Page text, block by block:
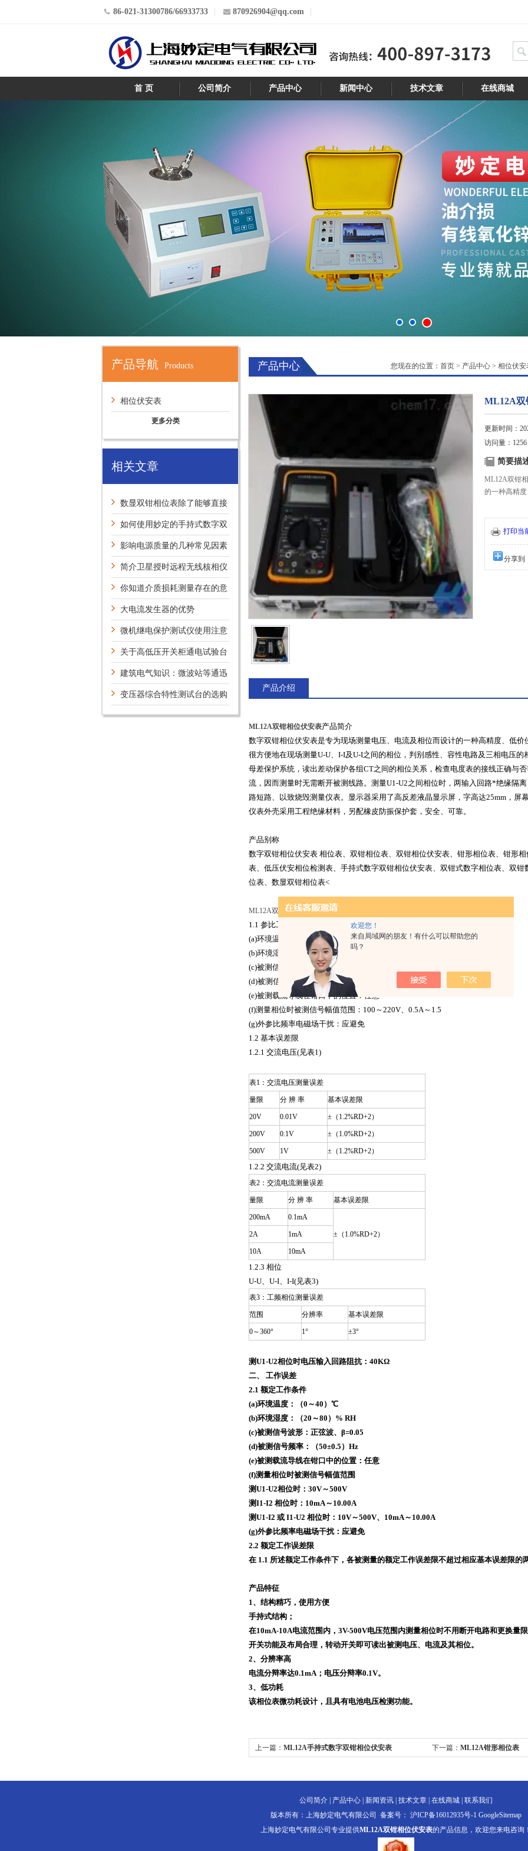
欢迎您！
来自局域网的朋友！有什么可以帮助您的
吗？
86-021-31300786/66933733 870926904@qq.com
首 页 公司简介 产品中心 新闻中心 技术文章 在线商城
产品导航 Products
相位伏安表
更多分类
相关文章
数显双钳相位表除了能够直接
测量还有判断功能
如何使用妙定的手持式数字双
钳相位伏安表
影响电源质量的几种常见因素
及利弊
简介卫星授时远程无线核相仪
的工作原理
你知道介质损耗测量存在的意
义和方法吗？
大电流发生器的优势
微机继电保护测试仪使用注意
事项（下）
关于高低压开关柜通电试验台
的维修
建筑电气知识：微波站等通迅
枢纽建筑物的防雷规定
变压器综合特性测试台的选购
标准
产品中心 您现在的位置： 首页 > 产品中心 > 相位伏安
ML12A双
更新时间：
访问量：1256
简要描
ML12A双钳
的一种高精
打印当
分享到
产品介绍
ML12A双钳相位伏安表产品简介
数字双钳相位伏安表是专为现场测量电压、电流及相位而设计的一种高精度、低
很方便地在现场测量U-U、I-I及U-I之间的相位，判别感性、容性电路及三相电压
母差保护系统，读出差动保护各组CT之间的相位关系，检查电度表的接线正确与
流，因而测量时无需断开被测线路。测量U1-U2之间相位时，两输入回路*绝缘隔
路短路、以致烧毁测量仪表。显示器采用了高反差液晶显示屏，字高达25mm，屏
仪表外壳采用工程绝缘材料，另配橡皮防振保护套，安全、可靠。
产品别称
数字双钳相位伏安表 相位表、双钳相位表、双钳相位伏安表、钳形相位表、钳形
表、低压伏安相位检测表、手持式数字双钳相位伏安表、双钳式数字相位表、双
位表、数显双钳相位表<
ML12A双钳相位伏安表产品参数 一、 基本误差
1.1 参比工作条件
(a)环境温度：(23±5)℃
(b)环境湿度：(45～75)% RH
(c)被测信号波形：正弦波、β=0.02
(d)被测信号频率：(50±0.2)Hz
(e)被测载流导线在钳口中的位置：任意
(f)测量相位时被测信号幅值范围：100～220V、0.5A～1.5
(g)外参比频率电磁场干扰：应避免
1.2 基本误差限
1.2.1 交流电压(见表1)
表1：交流电压测量误差
量限 分 辨 率 基本误差限
20V 0.01V ±（1.2%RD+2）
200V 0.1V ±（1.0%RD+2）
500V 1V ±（1.2%RD+2）
1.2.2 交流电流(见表2)
表2：交流电流测量误差
量限 分 辨 率 基本误差限
200mA 0.1mA
±（1.0%RD+2）
2A 1mA
10A 10mA
1.2.3 相位
U-U、U-I、I-I(见表3)
表3：工频相位测量误差
范围 分辨率 基本误差限
0～360° 1° ±3°
测U1-U2相位时电压输入回路阻抗：40KΩ
二、 工作误差
2.1 额定工作条件
(a)环境温度：（0～40）℃
(b)环境湿度：（20～80）% RH
(c)被测信号波形：正弦波、β=0.05
(d)被测信号频率：（50±0.5）Hz
(e)被测载流导线在钳口中的位置：任意
(f)测量相位时被测信号幅值范围
测U1-U2相位时：30V～500V
测I1-I2 相位时：10mA～10.00A
测U1-I2 或 I1-U2 相位时：10V～500V、10mA～10.00A
(g)外参比频率电磁场干扰：应避免
2.2 额定工作误差限
在 1.1 所述额定工作条件下，各被测量的额定工作误差限不超过相应基本误差限的
产品特征
1、结构精巧，使用方便
手持式结构；
在10mA-10A电流范围内，3V-500V电压范围内测量相位时不用断开电路和更换量
开关功能及布局合理，转动开关即可读出被测电压、电流及其相位。
2、分辨率高
电流分辩率达0.1mA；电压分辩率0.1V。
3、低功耗
该相位表微功耗设计，且具有电池电压检测功能。
上一篇： ML12A手持式数字双钳相位伏安表 下一篇： ML12A钳形相位表
公司简介 产品中心 新闻资讯 技术文章 在线商城 联系我们
版本所有：上海妙定电气有限公司 备案号： 沪ICP备16012935号-1 GoogleSitemap
上海妙定电气有限公司专业提供ML12A双钳相位伏安表的产品信息，欢迎您来电咨询